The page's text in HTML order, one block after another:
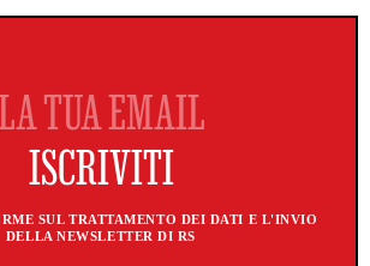
SUL TRATTAMENTO DEI DATI E L'INVIO
DELLA NEWSLETTER DI RS